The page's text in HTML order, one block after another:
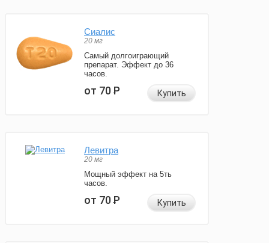
Сиалис
20 мг
Самый долгоиграющий
препарат. Эффект до 36
часов.
от 70Р Купить
Левитра
20 мг
Мощный эффект на 5ть
часов.
от 70Р Купить